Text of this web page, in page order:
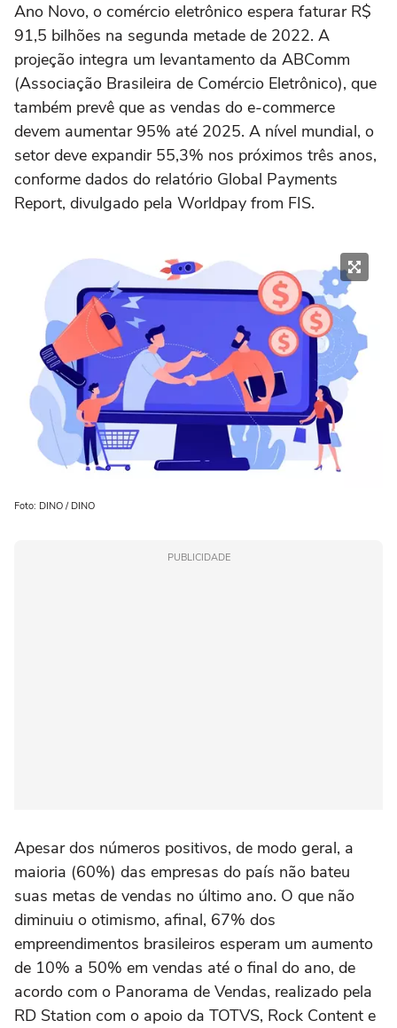
Ano Novo, o comércio eletrônico espera faturar R$
91,5 bilhões na segunda metade de 2022. A
projeção integra um levantamento da ABComm
(Associação Brasileira de Comércio Eletrônico), que
também prevê que as vendas do e-commerce
devem aumentar 95% até 2025. A nível mundial, o
setor deve expandir 55,3% nos próximos três anos,
conforme dados do relatório Global Payments
Report, divulgado pela Worldpay from FIS.
Foto: DINO / DINO
PUBLICIDADE
Apesar dos números positivos, de modo geral, a
maioria (60%) das empresas do país não bateu
suas metas de vendas no último ano. O que não
diminuiu o otimismo, afinal, 67% dos
empreendimentos brasileiros esperam um aumento
de 10% a 50% em vendas até o final do ano, de
acordo com o Panorama de Vendas, realizado pela
RD Station com o apoio da TOTVS, Rock Content e